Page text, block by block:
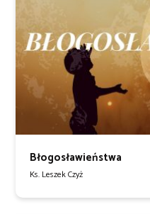
Błogosławieństwa
Ks. Leszek Czyż